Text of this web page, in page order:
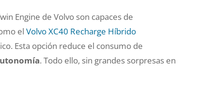
Engine de Volvo son capaces de
elVolvo XC40 Recharge Híbrido
Esta opción reduce el consumo de
. Todo ello, sin grandes sorpresas en